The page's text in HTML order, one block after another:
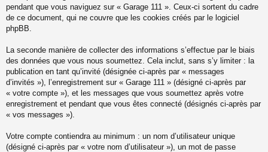
pendant que vous naviguez sur « Garage 111 ». Ceux-ci sortent du cadre
de ce document, qui ne couvre que les cookies créés par le logiciel
phpBB.
La seconde manière de collecter des informations s’effectue par le biais
des données que vous nous soumettez. Cela inclut, sans s’y limiter : la
publication en tant qu’invité (désignée ci-après par « messages
d’invités »), l’enregistrement sur « Garage 111 » (désigné ci-après par
« votre compte »), et les messages que vous soumettez après votre
enregistrement et pendant que vous êtes connecté (désignés ci-après par
« vos messages »).
Votre compte contiendra au minimum : un nom d’utilisateur unique
(désigné ci-après par « votre nom d’utilisateur »), un mot de passe